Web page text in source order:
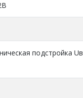
подстройка